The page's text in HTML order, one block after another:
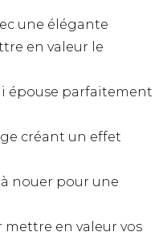
une élégante
en valeur le
épouse parfaitement
créant un effet
nouer pour une
en valeur vos